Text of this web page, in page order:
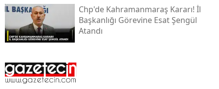
Chp'de Kahramanmaraş Kararı! İl
Başkanlığı Görevine Esat Şengül
Atandı